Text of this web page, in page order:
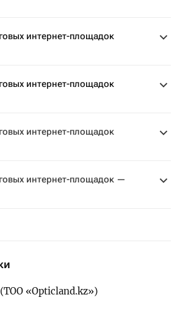
интернет-площадок
интернет-площадок
интернет-площадок
интернет-площадок —
«Opticland.kz»)